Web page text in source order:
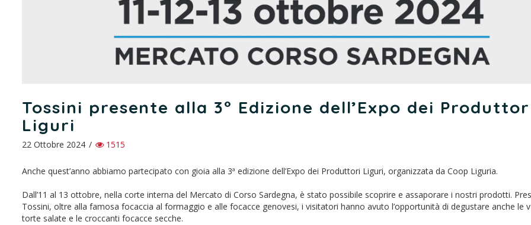
Tossini presente alla 3° Edizione dell’Expo dei
Liguri
22 Ottobre 2024 / 1515
Anche quest’anno abbiamo partecipato con gioia alla 3ª edizione dell’Expo dei Produttori Liguri, organizzata da Coop Liguria.
Dall’11 al 13 ottobre, nella corte interna del Mercato di Corso Sardegna, è stato possibile scoprire e assaporare i nostri prodotti.
Tossini, oltre alla famosa focaccia al formaggio e alle focacce genovesi, i visitatori hanno avuto l’opportunità di degustare anche le
torte salate e le croccanti focacce secche.